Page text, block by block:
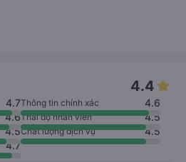
4.4
4.7Thông tin chính xác 4.6
4.6Thái độ nhân viên 4.5
4.5Chất lượng dịch vụ 4.5
4.7